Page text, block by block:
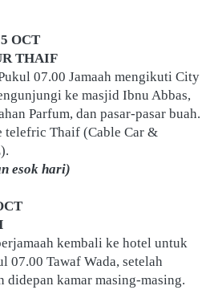
OCT
THAIF
07.00 Jamaah mengikuti City
ke masjid Ibnu Abbas,
Parfum, dan pasar-pasar buah.
telefric Thaif (Cable Car &
esok hari)
kembali ke hotel untuk
07.00 Tawaf Wada, setelah
didepan kamar masing-masing.